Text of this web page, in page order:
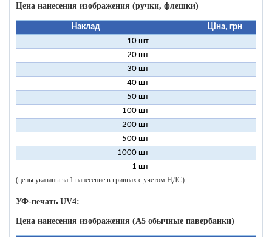
Цена нанесения изображения (ручки, флешки)
Наклад
Ціна, грн
10 шт
20 шт
30 шт
40 шт
50 шт
100 шт
200 шт
500 шт
1000 шт
1 шт
(цены указаны за 1 нанесение в гривнах с учетом НДС)
УФ-печать UV4:
Цена нанесения изображения (А5 обычные павербанки)